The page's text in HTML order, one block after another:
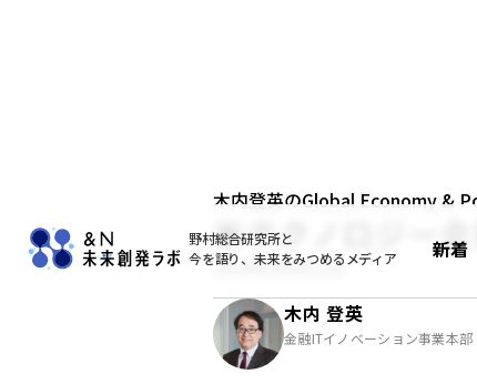
野村総合研究所と
今を語り、未来をみつめるメディア
新着
木内登英のGlobal Economy &
米テクノロジー
2018年09月11日
木内 登英
金融ITイノベーション事業本部